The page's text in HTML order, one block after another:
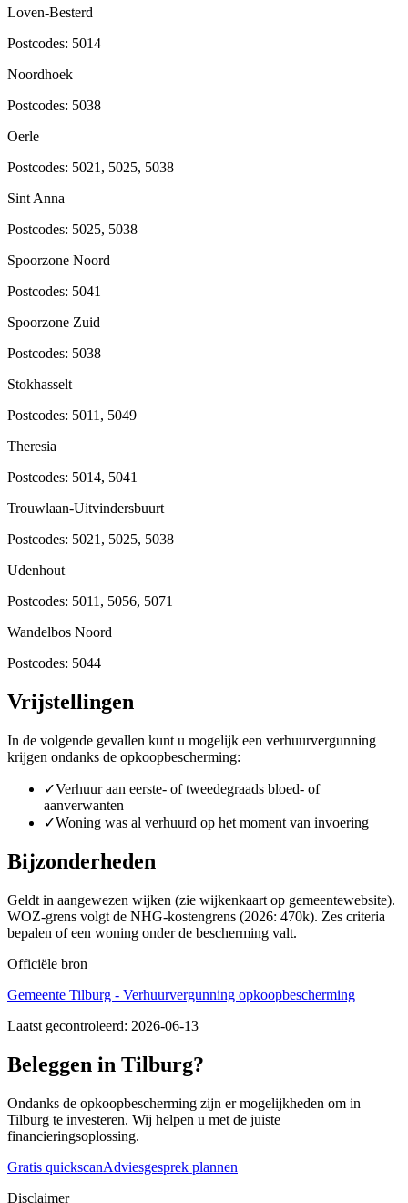
Loven-Besterd
Postcodes: 5014
Noordhoek
Postcodes: 5038
Oerle
Postcodes: 5021, 5025, 5038
Sint Anna
Postcodes: 5025, 5038
Spoorzone Noord
Postcodes: 5041
Spoorzone Zuid
Postcodes: 5038
Stokhasselt
Postcodes: 5011, 5049
Theresia
Postcodes: 5014, 5041
Trouwlaan-Uitvindersbuurt
Postcodes: 5021, 5025, 5038
Udenhout
Postcodes: 5011, 5056, 5071
Wandelbos Noord
Postcodes: 5044
Vrijstellingen
In de volgende gevallen kunt u mogelijk een verhuurvergunning
krijgen ondanks de opkoopbescherming:
✓Verhuur aan eerste- of tweedegraads bloed- of
aanverwanten
✓Woning was al verhuurd op het moment van invoering
Bijzonderheden
Geldt in aangewezen wijken (zie wijkenkaart op gemeentewebsite).
WOZ-grens volgt de NHG-kostengrens (2026: 470k). Zes criteria
bepalen of een woning onder de bescherming valt.
Officiële bron
Gemeente Tilburg - Verhuurvergunning opkoopbescherming
Laatst gecontroleerd: 2026-06-13
Beleggen in Tilburg?
Ondanks de opkoopbescherming zijn er mogelijkheden om in
Tilburg te investeren. Wij helpen u met de juiste
financieringsoplossing.
Gratis quickscanAdviesgesprek plannen
Disclaimer